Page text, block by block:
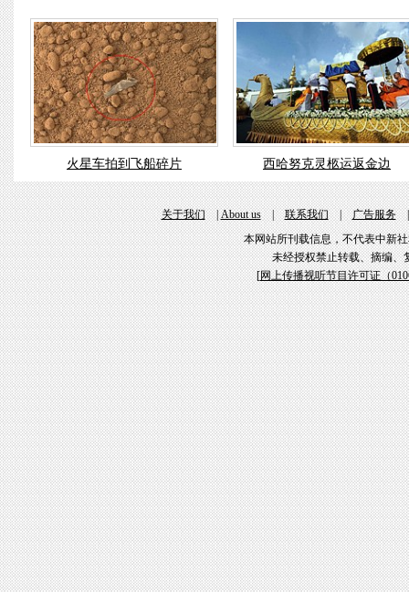
火星车拍到飞船碎片 西哈努克灵柩运返金边
关于我们|About us|联系我们|广告服务
本网站所刊载信息，不代表中新
未经授权禁止转载、摘编、
[网上传播视听节目许可证（